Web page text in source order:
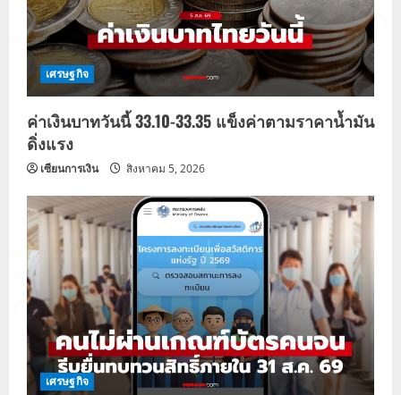
เศรษฐกิจ
ค่าเงินบาทวันนี้ 33.10-33.35 แข็งค่าตามราคาน้ำมัน
ดิ่งแรง
เซียนการเงิน สิงหาคม 5, 2026
เศรษฐกิจ